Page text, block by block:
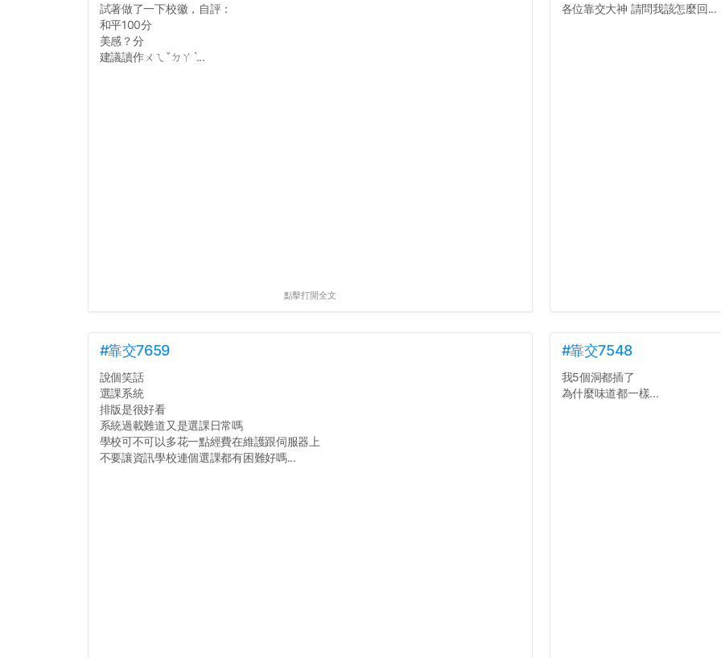
試著做了一下校徽，自評：
和平100分
美感？分
建議讀作ㄨㄟˇㄉㄚˋ...
點擊打開全文
各位靠交大神 請問我該怎麼回...
#靠交7659
說個笑話
選課系統
排版是很好看
系統過載難道又是選課日常嗎
學校可不可以多花一點經費在維護跟伺服器上
不要讓資訊學校連個選課都有困難好嗎...
#靠交7548
我5個洞都插了
為什麼味道都一樣...